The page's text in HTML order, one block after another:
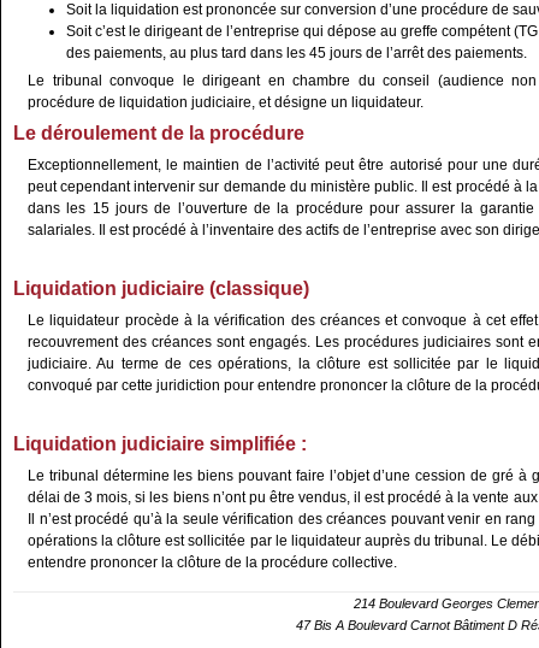
Soit la liquidation est prononcée sur conversion d’une procédure de
Soit c’est le dirigeant de l’entreprise qui dépose au greffe compétent
des paiements, au plus tard dans les 45 jours de l’arrêt des paiements.
Le tribunal convoque le dirigeant en chambre du conseil (audience non
procédure de liquidation judiciaire, et désigne un liquidateur.
Le déroulement de la procédure
Exceptionnellement, le maintien de l’activité peut être autorisé pour une
peut cependant intervenir sur demande du ministère public. Il est procédé à
dans les 15 jours de l’ouverture de la procédure pour assurer la
salariales. Il est procédé à l’inventaire des actifs de l’entreprise avec son
Liquidation judiciaire (classique)
Le liquidateur procède à la vérification des créances et convoque à cet
recouvrement des créances sont engagés. Les procédures judiciaires sont
judiciaire. Au terme de ces opérations, la clôture est sollicitée par le
convoqué par cette juridiction pour entendre prononcer la clôture de la
Liquidation judiciaire simplifiée :
Le tribunal détermine les biens pouvant faire l’objet d’une cession de gré
délai de 3 mois, si les biens n’ont pu être vendus, il est procédé à la vente
Il n’est procédé qu’à la seule vérification des créances pouvant venir en
opérations la clôture est sollicitée par le liquidateur auprès du tribunal. Le
entendre prononcer la clôture de la procédure collective.
214 Boulevard Georges
47 Bis A Boulevard Carnot Bâtiment D